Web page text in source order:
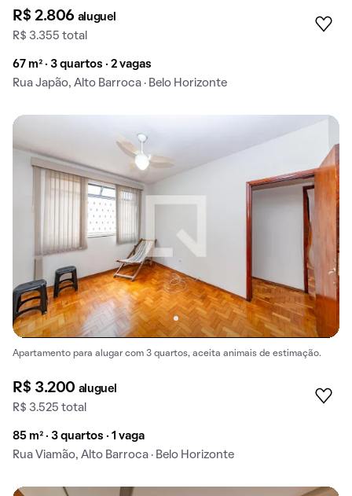
R$ 2.806 aluguel
R$ 3.355 total
67 m² · 3 quartos · 2 vagas
Rua Japão, Alto Barroca · Belo Horizonte
Apartamento para alugar com 3 quartos, aceita animais de estimação.
R$ 3.200 aluguel
R$ 3.525 total
85 m² · 3 quartos · 1 vaga
Rua Viamão, Alto Barroca · Belo Horizonte